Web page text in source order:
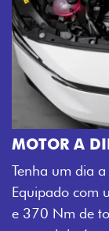
MOTOR A
Tenha um dia a
Equipado com
e 370 Nm de